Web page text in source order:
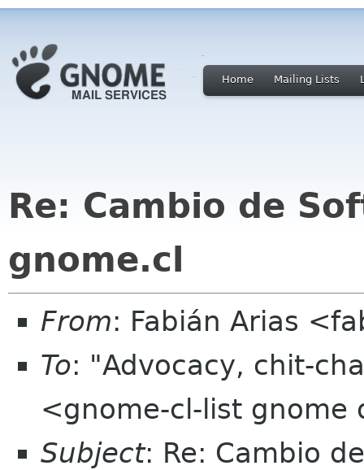
Home Mailing Lists
Re: Cambio de
gnome.cl
From: Fabián Arias
To: "Advocacy, chit-
<gnome-cl-list gnome
Subject: Re: Cambio